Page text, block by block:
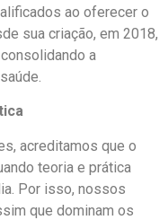
ao oferecer o
sua criação, em 2018,
a
acreditamos que o
teoria e prática
Por isso, nossos
que dominam os